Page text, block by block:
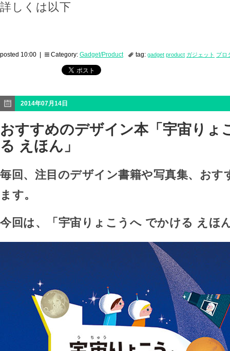
詳しくは以下
posted 10:00 | Category: Gadget/Product tag: gadget product ガジェット プロ
2014年07月14日
おすすめのデザイン本「宇宙りょ
る えほん」
毎回、注目のデザイン書籍や写真集、おす
ます。
今回は、「宇宙りょこうへ でかける えほ